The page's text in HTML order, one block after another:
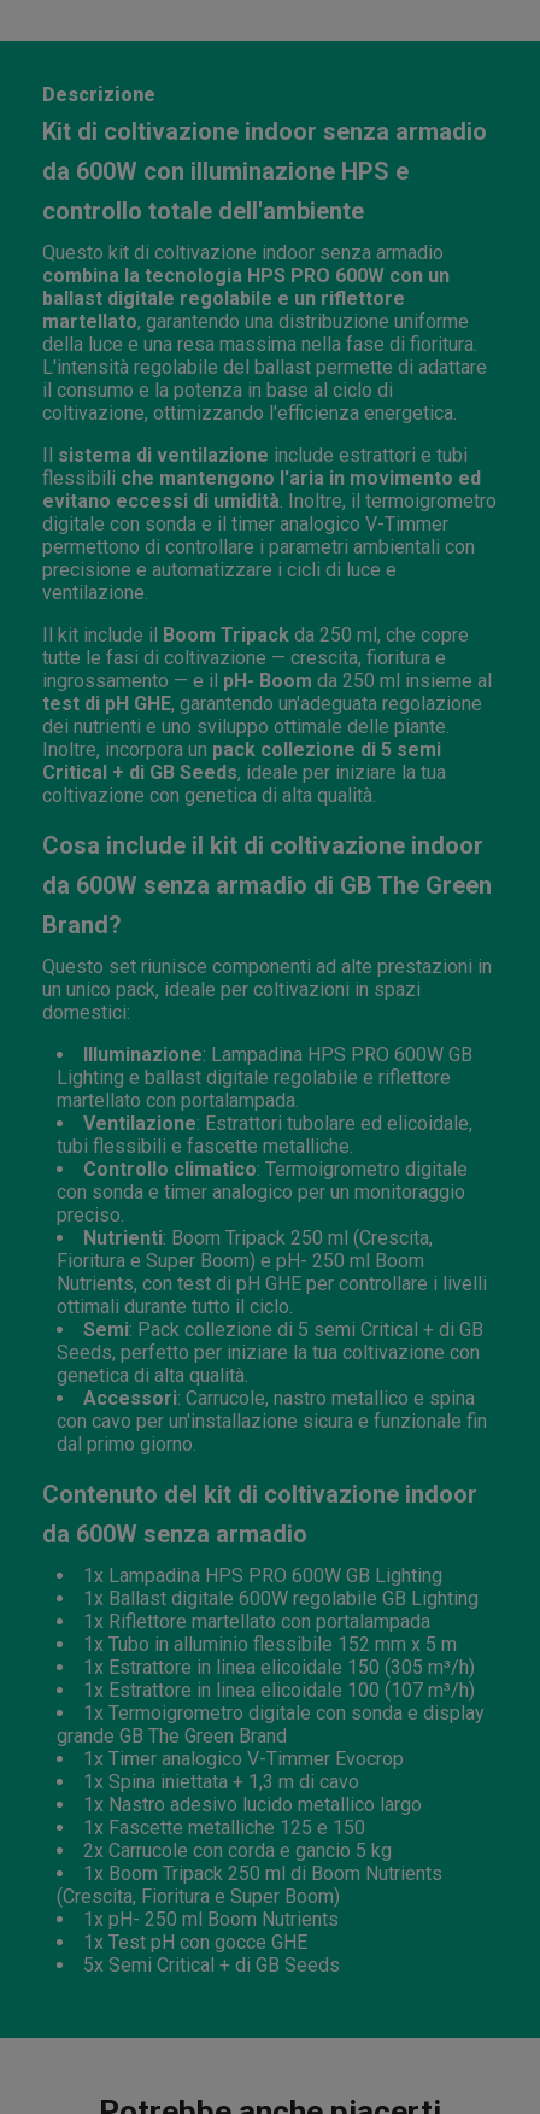
Descrizione
Kit di coltivazione indoor senza armadio
da 600W con illuminazione HPS e
controllo totale dell'ambiente
Questo kit di coltivazione indoor senza armadio
combina la tecnologia HPS PRO 600W con un
ballast digitale regolabile e un riflettore
martellato, garantendo una distribuzione uniforme
della luce e una resa massima nella fase di fioritura.
L'intensità regolabile del ballast permette di adattare
il consumo e la potenza in base al ciclo di
coltivazione, ottimizzando l'efficienza energetica.
Il sistema di ventilazione include estrattori e tubi
flessibili che mantengono l'aria in movimento ed
evitano eccessi di umidità . Inoltre, il termoigrometro
digitale con sonda e il timer analogico V-Timmer
permettono di controllare i parametri ambientali con
precisione e automatizzare i cicli di luce e
ventilazione.
Il kit include il Boom Tripack da 250 ml, che copre
tutte le fasi di coltivazione — crescita, fioritura e
ingrossamento — e il pH- Boom da 250 ml insieme al
test di pH GHE, garantendo un'adeguata regolazione
dei nutrienti e uno sviluppo ottimale delle piante.
Inoltre, incorpora un pack collezione di 5 semi
Critical + di GB Seeds, ideale per iniziare la tua
coltivazione con genetica di alta qualità.
Cosa include il kit di coltivazione indoor
da 600W senza armadio di GB The Green
Brand?
Questo set riunisce componenti ad alte prestazioni in
un unico pack, ideale per coltivazioni in spazi
domestici:
Illuminazione: Lampadina HPS PRO 600W GB
Lighting e ballast digitale regolabile e riflettore
martellato con portalampada.
Ventilazione: Estrattori tubolare ed elicoidale,
tubi flessibili e fascette metalliche.
Controllo climatico: Termoigrometro digitale
con sonda e timer analogico per un monitoraggio
preciso.
Nutrienti: Boom Tripack 250 ml (Crescita,
Fioritura e Super Boom) e pH- 250 ml Boom
Nutrients, con test di pH GHE per controllare i livelli
ottimali durante tutto il ciclo.
Semi: Pack collezione di 5 semi Critical + di GB
Seeds, perfetto per iniziare la tua coltivazione con
genetica di alta qualità.
Accessori: Carrucole, nastro metallico e spina
con cavo per un'installazione sicura e funzionale fin
dal primo giorno.
Contenuto del kit di coltivazione indoor
da 600W senza armadio
1x Lampadina HPS PRO 600W GB Lighting
1x Ballast digitale 600W regolabile GB Lighting
1x Riflettore martellato con portalampada
1x Tubo in alluminio flessibile 152 mm x 5 m
1x Estrattore in linea elicoidale 150 (305 m³/h)
1x Estrattore in linea elicoidale 100 (107 m³/h)
1x Termoigrometro digitale con sonda e display
grande GB The Green Brand
1x Timer analogico V-Timmer Evocrop
1x Spina iniettata + 1,3 m di cavo
1x Nastro adesivo lucido metallico largo
1x Fascette metalliche 125 e 150
2x Carrucole con corda e gancio 5 kg
1x Boom Tripack 250 ml di Boom Nutrients
(Crescita, Fioritura e Super Boom)
1x pH- 250 ml Boom Nutrients
1x Test pH con gocce GHE
5x Semi Critical + di GB Seeds